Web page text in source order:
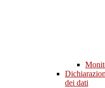
dei dati